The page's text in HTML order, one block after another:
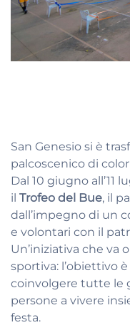
San Genesio si è
palcoscenico di
Dal 10 giugno all’11
il Trofeo del Bue, il
dall’impegno di un
e volontari con il
Un’iniziativa che va
sportiva: l’obiettivo
coinvolgere tutte le
persone a vivere
festa.